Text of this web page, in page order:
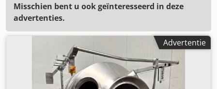
Misschien bent u ook geïnteresseerd in deze
advertenties.
Advertentie